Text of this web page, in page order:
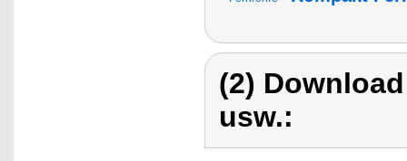
(2)
usw.: